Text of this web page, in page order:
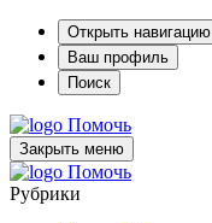
Открыть навигацию
Ваш профиль
Поиск
Помочь
Закрыть меню
Помочь
Рубрики